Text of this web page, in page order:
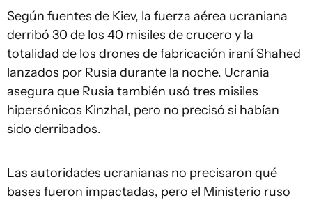
Según fuentes de Kiev, la fuerza aérea ucraniana
derribó 30 de los 40 misiles de crucero y la
totalidad de los drones de fabricación iraní Shahed
lanzados por Rusia durante la noche. Ucrania
asegura que Rusia también usó tres misiles
hipersónicos Kinzhal, pero no precisó si habían
sido derribados.
Las autoridades ucranianas no precisaron qué
bases fueron impactadas, pero el Ministerio ruso